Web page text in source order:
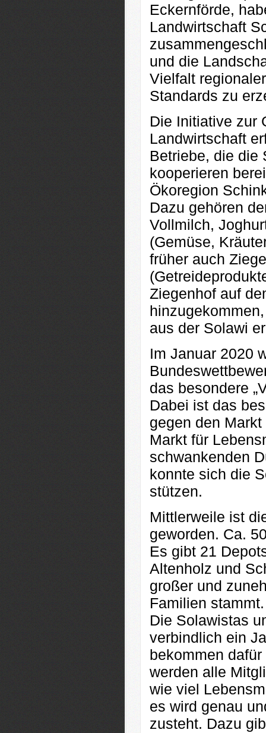
Eckernförde,
Landwirtschaft
und die
Vielfalt
Standards zu
Die Initiative zur
Landwirtschaft
Betriebe, die die
kooperieren
Ökoregion
Dazu gehören
Vollmilch,
(Gemüse,
früher auch
Ziegenhof auf
aus der Solawi
Im Januar 2020
das besondere
Dabei ist das
gegen den
Markt für
schwankenden
konnte sich die
stützen.
Mittlerweile ist
geworden. Ca.
Es gibt 21
Altenholz und
großer und
Familien stammt.
Die Solawistas
verbindlich ein
bekommen
werden alle
wie viel
es wird genau
zusteht. Dazu